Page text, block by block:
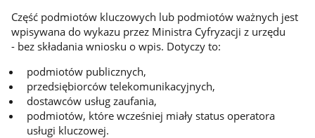
Część podmiotów kluczowych lub podmiotów ważnych jest
wpisywana do wykazu przez Ministra Cyfryzacji z urzędu
- bez składania wniosku o wpis. Dotyczy to:
podmiotów publicznych,
przedsiębiorców telekomunikacyjnych,
dostawców usług zaufania,
podmiotów, które wcześniej miały status operatora
usługi kluczowej.